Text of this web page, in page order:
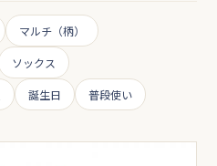
マルチ（柄）
ソックス
誕生日 普段使い